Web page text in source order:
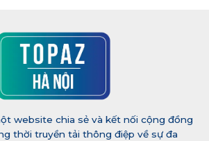
website chia sẻ và kết nối cộng đồng
thời truyền tải thông điệp về sự đa